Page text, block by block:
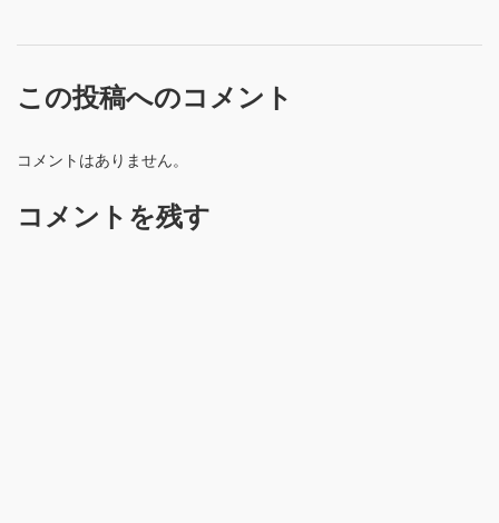
この投稿へのコメント
コメントはありません。
コメントを残す